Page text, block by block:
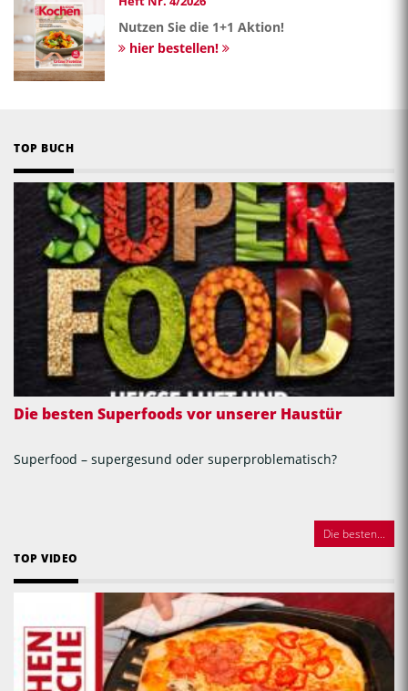
Nutzen Sie die 1+1 Aktion!
hier bestellen!
TOP BUCH
Die besten Superfoods vor unserer Haustür
Superfood – supergesund oder superproblematisch?
Die besten...
TOP VIDEO